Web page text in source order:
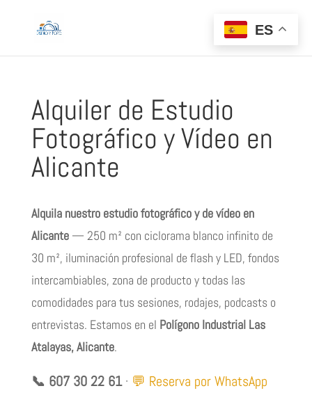
Alquiler de Estudio
Fotográfico y Vídeo en
Alicante
Alquila nuestro estudio fotográfico y de vídeo en
Alicante— 250 m² con ciclorama blanco infinito de
30 m², iluminación profesional de flash y LED, fondos
intercambiables, zona de producto y todas las
comodidades para tus sesiones, rodajes, podcasts o
entrevistas. Estamos en el Polígono Industrial Las
Atalayas, Alicante.
📞 607 30 22 61· 💬 Reserva por WhatsApp
ES